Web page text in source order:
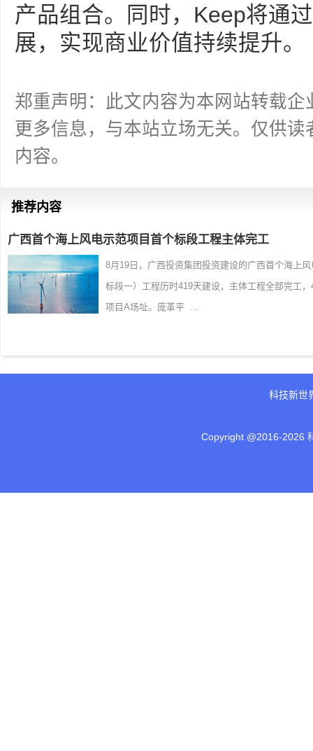
产品组合。同时，Keep将通
展，实现商业价值持续提升。
郑重声明：此文内容为本网站转载
更多信息，与本站立场无关。仅供
内容。
推荐内容
广西首个海上风电示范项目首个标段工程主体完工
8月19日，广西投资集团投资建设的广西首个海上
标段一）工程历时419天建设，主体工程全部完工
项目A场址。庞革平 ...
科技新世
Copyright @2016-2026